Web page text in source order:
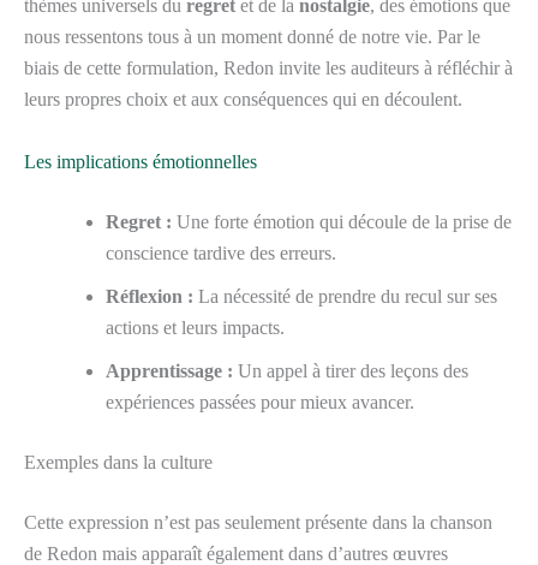
thèmes universels du regret et de la nostalgie, des émotions que
nous ressentons tous à un moment donné de notre vie. Par le
biais de cette formulation, Redon invite les auditeurs à réfléchir à
leurs propres choix et aux conséquences qui en découlent.
Les implications émotionnelles
Regret : Une forte émotion qui découle de la prise de
conscience tardive des erreurs.
Réflexion : La nécessité de prendre du recul sur ses
actions et leurs impacts.
Apprentissage : Un appel à tirer des leçons des
expériences passées pour mieux avancer.
Exemples dans la culture
Cette expression n’est pas seulement présente dans la chanson
de Redon mais apparaît également dans d’autres œuvres